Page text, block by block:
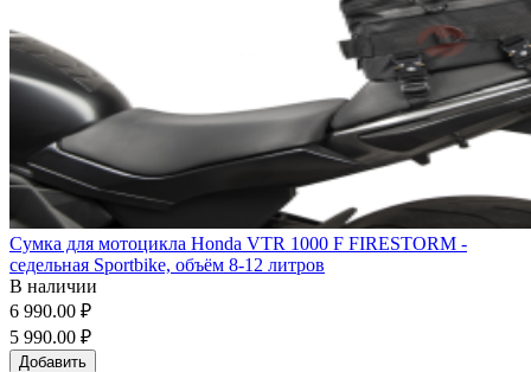
Сумка для мотоцикла Honda VTR 1000 F FIRESTORM -
седельная Sportbike, объём 8-12 литров
В наличии
6 990.00 ₽
5 990.00 ₽
Добавить